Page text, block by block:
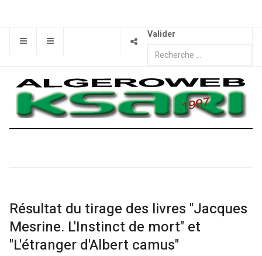
Valider
Résultat du tirage des livres "Jacques
Mesrine. L'Instinct de mort" et
"L'étranger d'Albert camus"